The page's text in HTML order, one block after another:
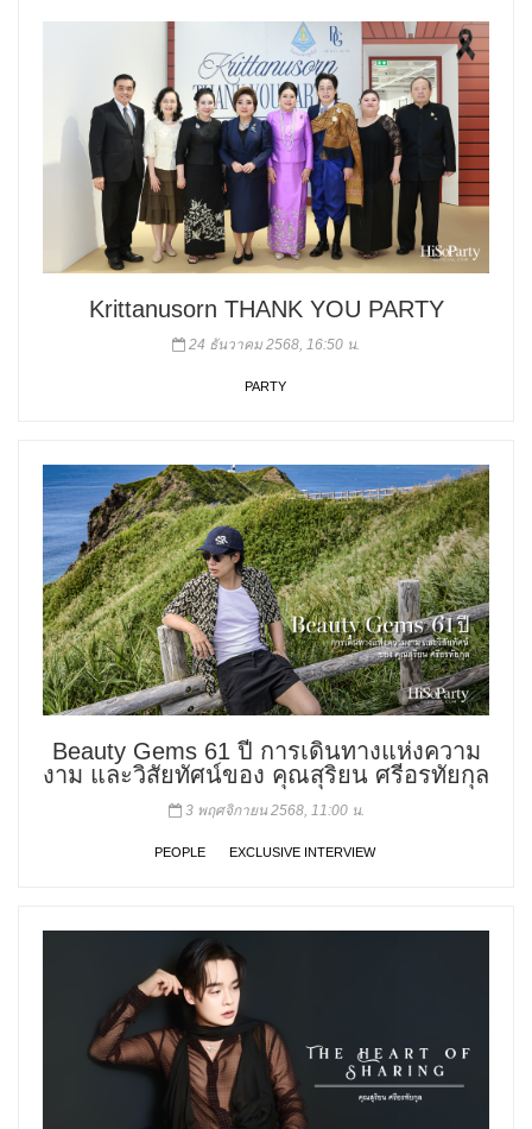
Krittanusorn THANK YOU PARTY
24 ธันวาคม 2568, 16:50 น.
PARTY
Beauty Gems 61 ปี การเดินทางแห่งความ
งาม และวิสัยทัศน์ของ คุณสุริยน ศรีอรทัยกุล
3 พฤศจิกายน 2568, 11:00 น.
PEOPLE EXCLUSIVE INTERVIEW